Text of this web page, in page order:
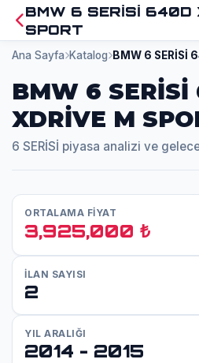
BMW 6 SERİSİ 640D
SPORT
Ana Sayfa Katalog BMW 6 SERİSİ
BMW 6 SERİSİ
XDRİVE M
6 SERİSİ piyasa analizi ve
ORTALAMA FİYAT
3,925,000 ₺
İLAN SAYISI
2
YIL ARALIĞI
2014 - 2015